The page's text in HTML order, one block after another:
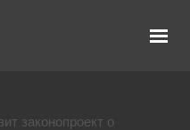
бюро Честь и Закон
законопроект о